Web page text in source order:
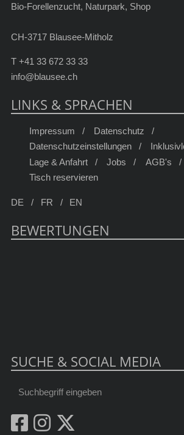
Bio-Forellenzucht, Naturpark, Shop
CH-3717 Blausee-Mitholz
T+41 33 672 33 33
info@blausee.ch
LINKS & SPRACHEN
Impressum
Datenschutz
Datenschutzeinstellungen
Lage & Anfahrt
Jobs AGB's
Tisch reservieren
DE FR EN
BEWERTUNGEN
SUCHE & SOCIAL MEDIA
Suchbegriff